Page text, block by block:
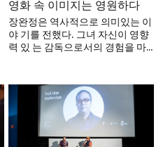
영화 속 이미지는 영원하다
장완정은 역사적으로 의미있는 이
야 기를 전했다. 그녀 자신이 영향
력 있 는 감독으로서의 경험을 마